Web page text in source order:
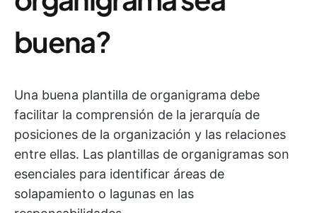
buena?
Una buena plantilla de organigrama debe
facilitar la comprensión de la jerarquía de
posiciones de la organización y las relaciones
entre ellas. Las plantillas de organigramas son
esenciales para identificar áreas de
solapamiento o lagunas en las